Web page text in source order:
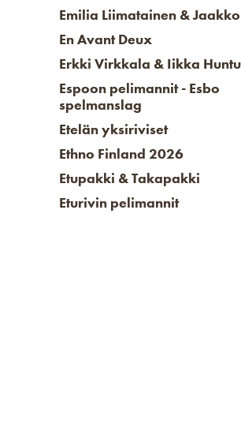
Emilia Liimatainen &
En Avant Deux
Erkki Virkkala & Iikka
Espoon pelimannit - Esbo
spelmanslag
Etelän yksiriviset
Ethno Finland 2026
Etupakki & Takapakki
Eturivin pelimannit